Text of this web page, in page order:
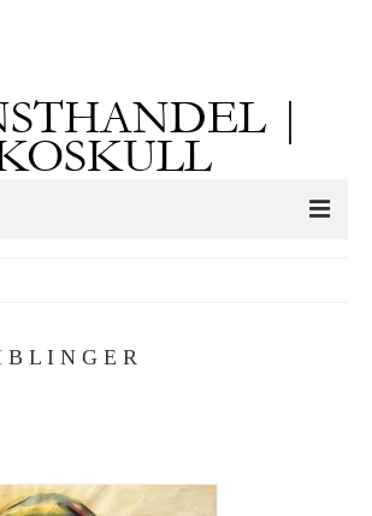
|
L I N G E R